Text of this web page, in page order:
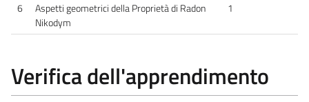
6
Aspetti geometrici della Proprietà di Radon
Nikodym
1
Verifica dell'apprendimento